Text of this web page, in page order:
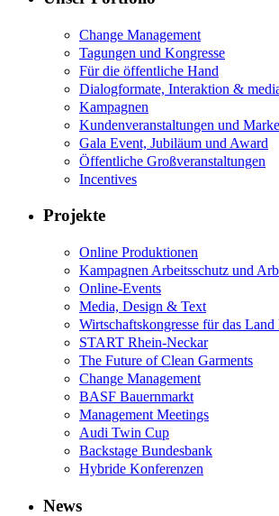
Change Management
Tagungen und Kongresse
Für die öffentliche Hand
Dialogformate, Interaktion &
Kampagnen
Kundenveranstaltungen und
Gala Event, Jubiläum und Award
Öffentliche Großveranstaltungen
Incentives
Projekte
Online Produktionen
Kampagnen Arbeitsschutz und
Online-Events
Media, Design & Text
Wirtschaftskongresse für das
START Rhein-Neckar
The Future of Clean Garments
Change Management
BASF Bauernmarkt
Management Meetings
Audi Twin Cup
Backstage Bundesbank
Hybride Konferenzen
News